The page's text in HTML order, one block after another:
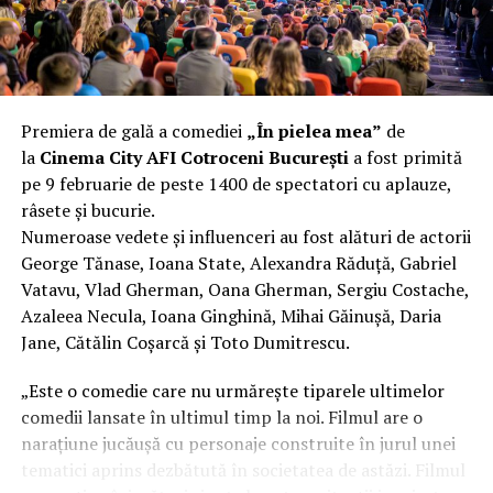
funcționalitate reală.
Aluminiul, pe scurt: ușor,
rezistent la coroziune, dar cu
nuanțe
Aluminiul e materialul care apare primul în conversație
când cineva caută un pavilion ușor. Și pe bună dreptate.
Densitatea aluminiului e de aproximativ 2,7 g/cm³, față
de circa 7,8 g/cm³ pentru oțel. Practic, la un volum
identic, aluminiul cântărește cam o treime din greutatea
oțelului. Pentru oricine transportă, montează și
demontează frecvent o structură, diferența asta se
simte enorm.
Un alt avantaj greu de ignorat e rezistența naturală la
coroziune. Aluminiul formează un strat subțire de oxid
Premiera de gală a comediei „În pielea mea” de
la Cinema City AFI Cotroceni Bucureștia fost primită
pe 9 februarie de peste 1400 de spectatori cu aplauze,
râsete și bucurie.
Numeroase vedete și influenceri au fost alături de actorii
George Tănase, Ioana State, Alexandra Răduță, Gabriel
Vatavu, Vlad Gherman, Oana Gherman, Sergiu Costache,
Azaleea Necula, Ioana Ginghină, Mihai Găinușă, Daria
Jane, Cătălin Coșarcă și Toto Dumitrescu.
„Este o comedie care nu urmărește tiparele ultimelor
comedii lansate în ultimul timp la noi. Filmul are o
narațiune jucăușă cu personaje construite în jurul unei
tematici aprins dezbătută în societatea de astăzi. Filmul